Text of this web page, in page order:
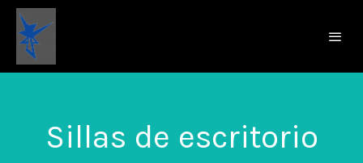
Sillas de escritorio